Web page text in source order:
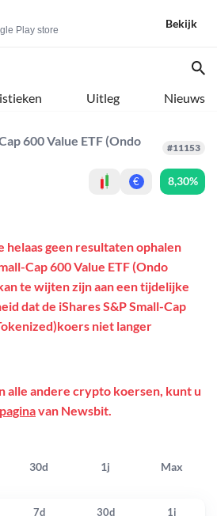
Play store
Bekijk
Uitleg Nieuws
600 Value ETF (Ondo
#11153
€ 8,30%
30d 1j Max
geen resultaten ophalen
Cap 600 Value ETF (Ondo
te wijten zijn aan een tijdelijke
dat de iShares S&P Small-Cap
niet langer
alle andere crypto koersen, kunt u
van Newsbit.
7d 30d 1j